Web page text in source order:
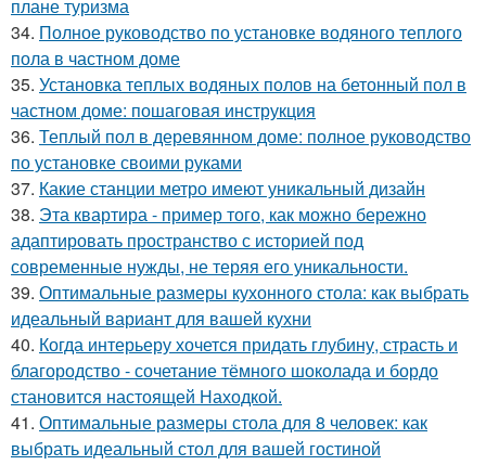
плане туризма
34. Полное руководство по установке водяного теплого
пола в частном доме
35. Установка теплых водяных полов на бетонный пол в
частном доме: пошаговая инструкция
36. Теплый пол в деревянном доме: полное руководство
по установке своими руками
37. Какие станции метро имеют уникальный дизайн
38. Эта квартира - пример того, как можно бережно
адаптировать пространство с историей под
современные нужды, не теряя его уникальности.
39. Оптимальные размеры кухонного стола: как выбрать
идеальный вариант для вашей кухни
40. Когда интерьеру хочется придать глубину, страсть и
благородство - сочетание тёмного шоколада и бордо
становится настоящей Находкой.
41. Оптимальные размеры стола для 8 человек: как
выбрать идеальный стол для вашей гостиной